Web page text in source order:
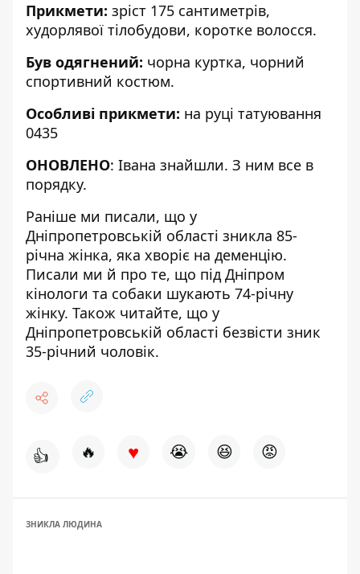
Прикмети: зріст 175 сантиметрів,
худорлявої тілобудови, коротке волосся.
Був одягнений: чорна куртка, чорний
спортивний костюм.
Особливі прикмети: на руці татуювання
0435
ОНОВЛЕНО: Івана знайшли. З ним все в
порядку.
Раніше ми писали, що у
Дніпропетровській області зникла 85-
річна жінка, яка хворіє на деменцію.
Писали ми й про те, що під Дніпром
кінологи та собаки шукають 74-річну
жінку. Також читайте, що у
Дніпропетровській області безвісти зник
35-річний чоловік.
👍 🔥 ♥ 😭 😆 😡
ЗНИКЛА ЛЮДИНА